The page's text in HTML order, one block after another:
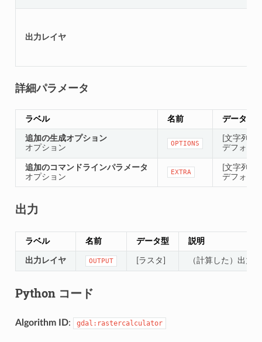
出力レイヤ
詳細パラメータ
ラベル 名前 データ型
追加の生成オプション
オプション
OPTIONS
[文字列]
デフォル
追加のコマンドラインパラメータ
オプション
EXTRA
[文字列]
デフォル
出力
ラベル 名前 データ型 説明
出力レイヤ OUTPUT [ラスタ] （計算した）出力
Python コード
Algorithm ID: gdal:rastercalculator